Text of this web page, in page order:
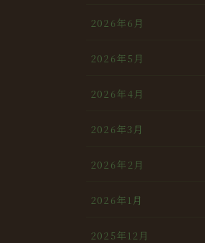
2026年6月
2026年5月
2026年4月
2026年3月
2026年2月
2026年1月
2025年12月